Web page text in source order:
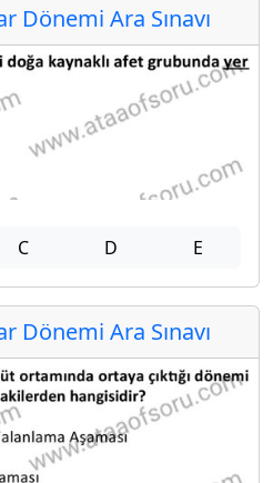
Dönemi Ara Sınavı
C D E
Dönemi Ara Sınavı